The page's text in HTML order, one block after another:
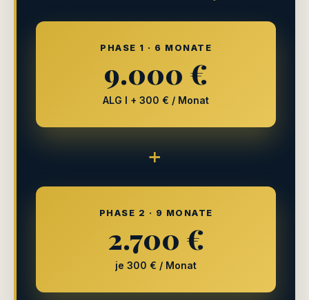
PHASE 1 · 6 MONATE
9.000 €
ALG I + 300 € / Monat
+
PHASE 2 · 9 MONATE
2.700 €
je 300 € / Monat